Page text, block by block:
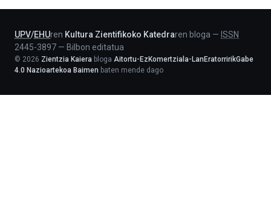
UPV/EHUren Kultura Zientifikoko Katedraren bloga — ISSN
2445-3897 — Bilbon editatua
© 2026 Zientzia Kaiera bloga Aitortu-EzKomertziala-LanEratorririkGabe
4.0 Nazioartekoa Baimen baten mende dago